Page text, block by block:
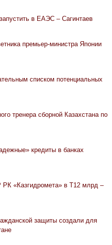
в ЕАЭС – Сагинтаев
премьер-министра Японии
списком потенциальных
тренера сборной Казахстана по
кредиты в банках
«Казгидромета» в Т12 млрд –
защиты создали для